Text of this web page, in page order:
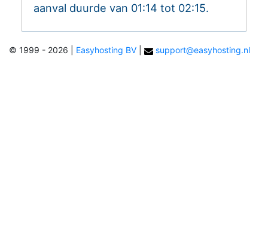
aanval duurde van 01:14 tot 02:15.
© 1999 - 2026 Easyhosting BV support@easyhosting.nl